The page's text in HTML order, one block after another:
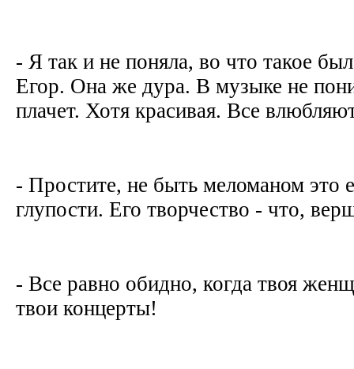
- Я так и не поняла, во что такое
Егор. Она же дура. В музыке не
плачет. Хотя красивая. Все
- Простите, не быть меломаном это
глупости. Его творчество - что,
- Все равно обидно, когда твоя
твои концерты!